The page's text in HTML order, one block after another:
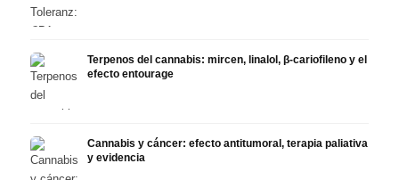
Terpenos del cannabis: mircen, linalol, β-cariofileno y el
efecto entourage
Cannabis y cáncer: efecto antitumoral, terapia paliativa
y evidencia